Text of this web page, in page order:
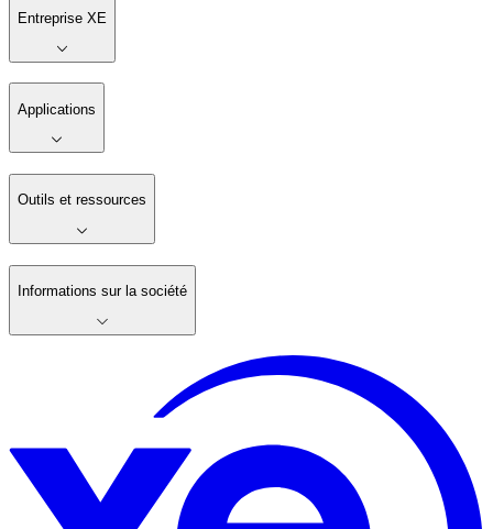
Entreprise XE
Applications
Outils et ressources
Informations sur la société